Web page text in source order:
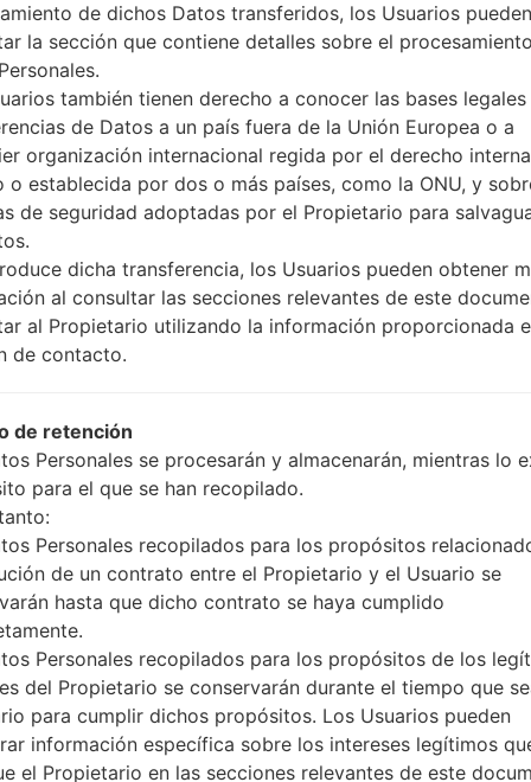
archivo OS Talla
archivo OS Talla
Android 5.0.x Lollipop 1.04
Android 5.0.x Lollipop 1.09
Android 5.0.x Lollipop 1.09
Android 5.0.x Lollipop 1.09
Android 5.0.x Lollipop
Android 5.0.x Lollipop 1.09
Android 5.0.x Lollipop 1.09
de dichos Datos transferidos, los Usuarios pueden
la sección que contiene detalles sobre el
también tienen derecho a conocer las bases
de Datos a un país fuera de la Unión Europea o a
organización internacional regida por el derecho
o establecida por dos o más países, como la ONU, y
de seguridad adoptadas por el Propietario para
dicha transferencia, los Usuarios pueden obtener
al consultar las secciones relevantes de este
al Propietario utilizando la información proporcionada
de contacto.
de retención
Personales se procesarán y almacenarán, mientras lo
para el que se han recopilado.
Personales recopilados para los propósitos
de un contrato entre el Propietario y el Usuario se
hasta que dicho contrato se haya cumplido
Personales recopilados para los propósitos de los
del Propietario se conservarán durante el tiempo que
para cumplir dichos propósitos. Los Usuarios pueden
información específica sobre los intereses legítimos
el Propietario en las secciones relevantes de este